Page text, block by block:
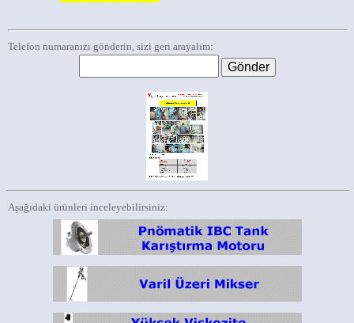
Telefon numaranızı gönderin, sizi geri arayalım:
Aşağıdaki ürünleri inceleyebilirsiniz: